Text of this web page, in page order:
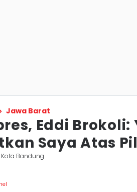
Jawa Barat
Eddi Brokoli:
Saya Atas
Kota Bandung